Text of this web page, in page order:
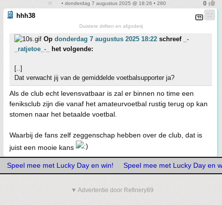
• donderdag 7 augustus 2025 @ 18:26 • 280
hhh38
Duistere driften en afgoderij
Op donderdag 7 augustus 2025 18:22 schreef
_-
_ratjetoe_-_
het volgende:
[..]
Dat verwacht jij van de gemiddelde voetbalsupporter ja?
Als de club echt levensvatbaar is zal er binnen no time een
feniksclub zijn die vanaf het amateurvoetbal rustig terug op kan
stomen naar het betaalde voetbal.
Waarbij de fans zelf zeggenschap hebben over de club, dat is
juist een mooie kans
Speel mee met Lucky Day en win! Speel mee met Lucky Day en
▼ Advertentie door Refinery89